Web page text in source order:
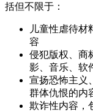
括但不限于：
儿童性虐待材
容
侵犯版权、商
影、音乐、软
宣扬恐怖主义
群体仇恨的内
欺诈性内容，